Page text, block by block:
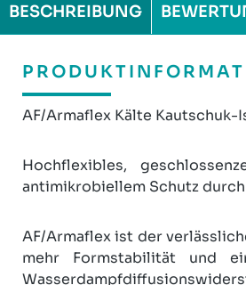
BESCHREIBUNG
AF/Armaflex Kälte
Hochflexibles,
antimikrobiellem Schutz
AF/Armaflex ist der
mehr Formstabilität und